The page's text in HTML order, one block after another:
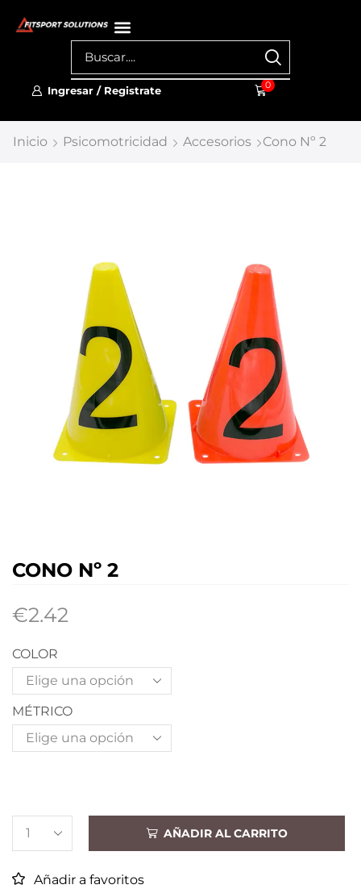
Ingresar / Registrate 0
Inicio Psicomotricidad Accesorios Cono Nº 2
CONO Nº 2
€2.42
COLOR
MÉTRICO
AÑADIR AL CARRITO
Añadir a favoritos